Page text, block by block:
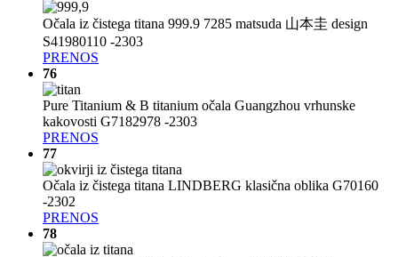
Očala iz čistega titana 999.9 7285 matsuda 山本圭 design
S41980110 -2303
PRENOS
76
Pure Titanium & B titanium očala Guangzhou vrhunske
kakovosti G7182978 -2303
PRENOS
77
Očala iz čistega titana LINDBERG klasična oblika G70160
-2302
PRENOS
78